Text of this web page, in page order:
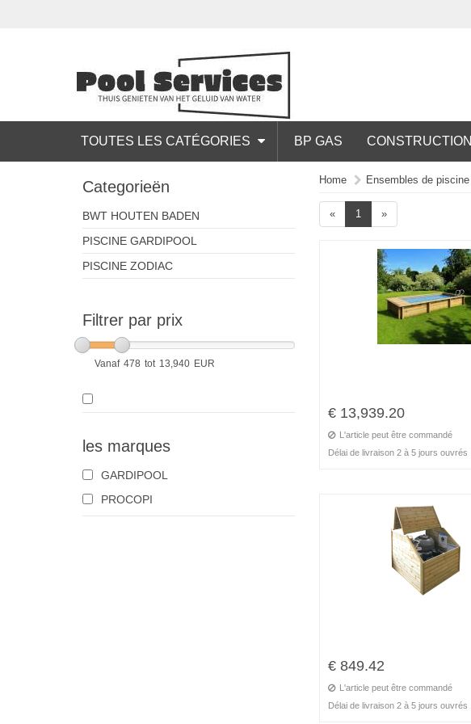
TOUTES LES CATÉGORIES BP GAS CONSTRUCTION
Categorieën
BWT HOUTEN BADEN
PISCINE GARDIPOOL
PISCINE ZODIAC
Filtrer par prix
Vanaf 478 tot 13,940 EUR
les marques
GARDIPOOL
PROCOPI
Home Ensembles de piscine
« 1 »
€ 13,939.20
L'article peut être commandé
Délai de livraison 2 à 5 jours ouvrés
€ 849.42
L'article peut être commandé
Délai de livraison 2 à 5 jours ouvrés